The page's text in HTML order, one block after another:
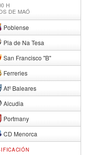
H
DE MAÓ
Poblense
Pla de Na Tesa
San Francisco "B"
Ferreries
Atº Baleares
Alcudia
Portmany
CD Menorca